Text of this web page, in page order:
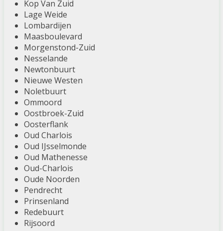
Kop Van Zuid
Lage Weide
Lombardijen
Maasboulevard
Morgenstond-Zuid
Nesselande
Newtonbuurt
Nieuwe Westen
Noletbuurt
Ommoord
Oostbroek-Zuid
Oosterflank
Oud Charlois
Oud IJsselmonde
Oud Mathenesse
Oud-Charlois
Oude Noorden
Pendrecht
Prinsenland
Redebuurt
Rijsoord